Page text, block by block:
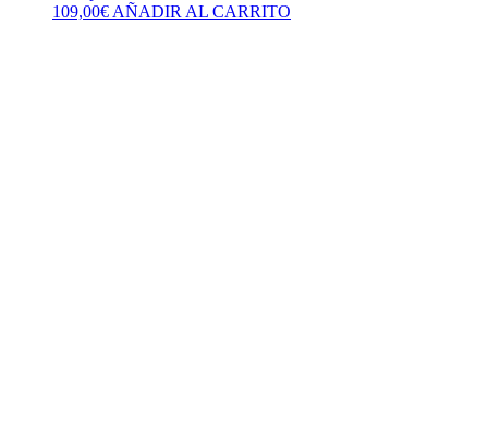
109,00€ AÑADIR AL CARRITO